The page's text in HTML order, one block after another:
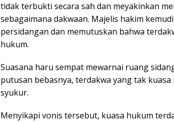
tidak terbukti secara sah dan meyakinkan
sebagaimana dakwaan. Majelis hakim
persidangan dan memutuskan bahwa
hukum.
Suasana haru sempat mewarnai ruang
putusan bebasnya, terdakwa yang tak
syukur.
Menyikapi vonis tersebut, kuasa hukum